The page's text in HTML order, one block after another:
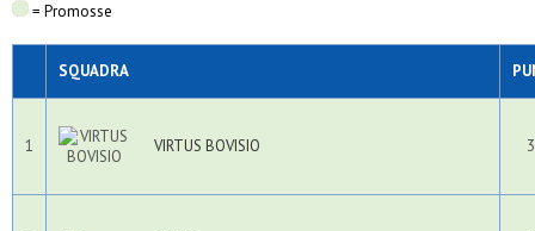
= Promosse
SQUADRA
1 VIRTUS BOVISIO